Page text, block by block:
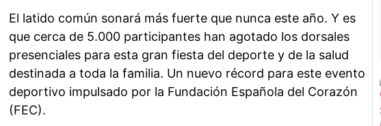
El latido común sonará más fuerte que nunca este año. Y es
que cerca de 5.000 participantes han agotado los dorsales
presenciales para esta gran fiesta del deporte y de la salud
destinada a toda la familia. Un nuevo récord para este evento
deportivo impulsado por la Fundación Española del Corazón
(FEC).